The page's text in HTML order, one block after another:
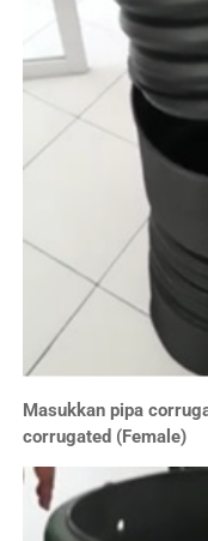
Masukkan pipa
corrugated (Female)